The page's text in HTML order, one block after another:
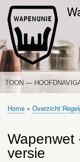
HOOFDNAVIGATIE
TOON —
HOME
NIEUWS
DE WAPENWET
STANDPUNTEN
PORTALEN
OVER WAPENUNIE
Kruimelpad
Home Overzicht
Wapenwet
versie